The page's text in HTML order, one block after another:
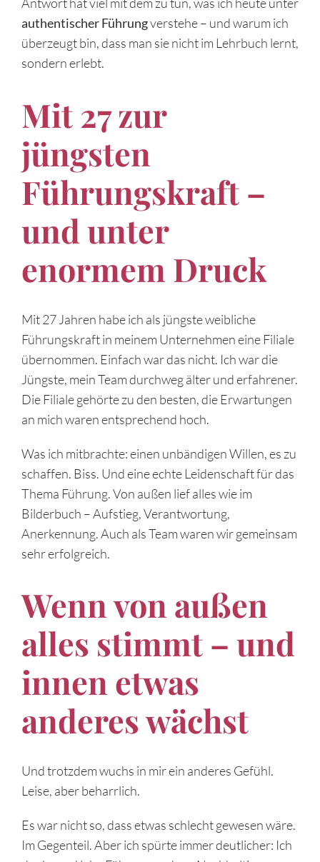
Antwort hat viel mit dem zu tun, was ich heute unter
authentischer Führungverstehe – und warum ich
überzeugt bin, dass man sie nicht im Lehrbuch lernt,
sondern erlebt.
Mit 27 zur
jüngsten
Führungskraft –
und unter
enormem Druck
Mit 27 Jahren habe ich als jüngste weibliche
Führungskraft in meinem Unternehmen eine Filiale
übernommen. Einfach war das nicht. Ich war die
Jüngste, mein Team durchweg älter und erfahrener.
Die Filiale gehörte zu den besten, die Erwartungen
an mich waren entsprechend hoch.
Was ich mitbrachte: einen unbändigen Willen, es zu
schaffen. Biss. Und eine echte Leidenschaft für das
Thema Führung. Von außen lief alles wie im
Bilderbuch – Aufstieg, Verantwortung,
Anerkennung. Auch als Team waren wir gemeinsam
sehr erfolgreich.
Wenn von außen
alles stimmt – und
innen etwas
anderes wächst
Und trotzdem wuchs in mir ein anderes Gefühl.
Leise, aber beharrlich.
Es war nicht so, dass etwas schlecht gewesen wäre.
Im Gegenteil. Aber ich spürte immer deutlicher: Ich